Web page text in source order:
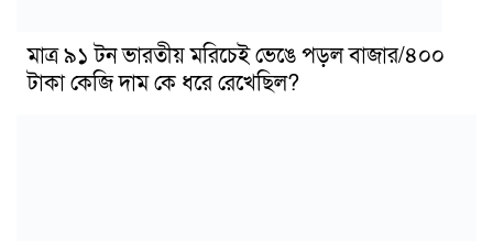
মাত্র ৯১ টন ভারতীয় মরিচেই ভেঙে পড়ল বাজার/৪০০
টাকা কেজি দাম কে ধরে রেখেছিল?